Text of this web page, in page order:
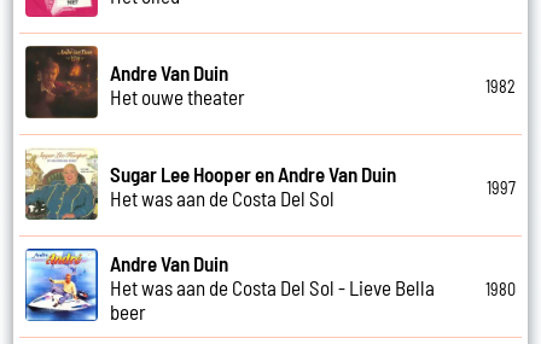
Andre Van Duin
Het ouwe theater
1982
Sugar Lee Hooper en Andre Van Duin
Het was aan de Costa Del Sol
1997
Andre Van Duin
Het was aan de Costa Del Sol - Lieve Bella
beer
1980